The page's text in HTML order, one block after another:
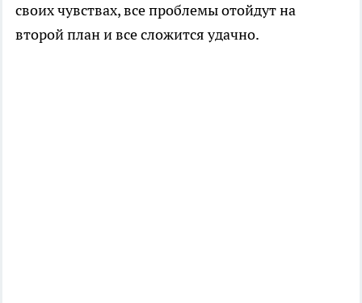
своих чувствах, все проблемы отойдут на
второй план и все сложится удачно.